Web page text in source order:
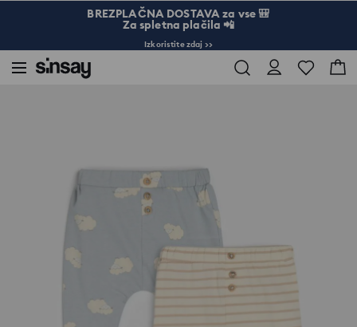
BREZPLAČNA DOSTAVA za vse 🎒
Za spletna plačila 📲
Izkoristite zdaj >>